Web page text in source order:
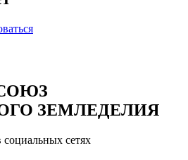
ЗЕМЛЕДЕЛИЯ
сетях